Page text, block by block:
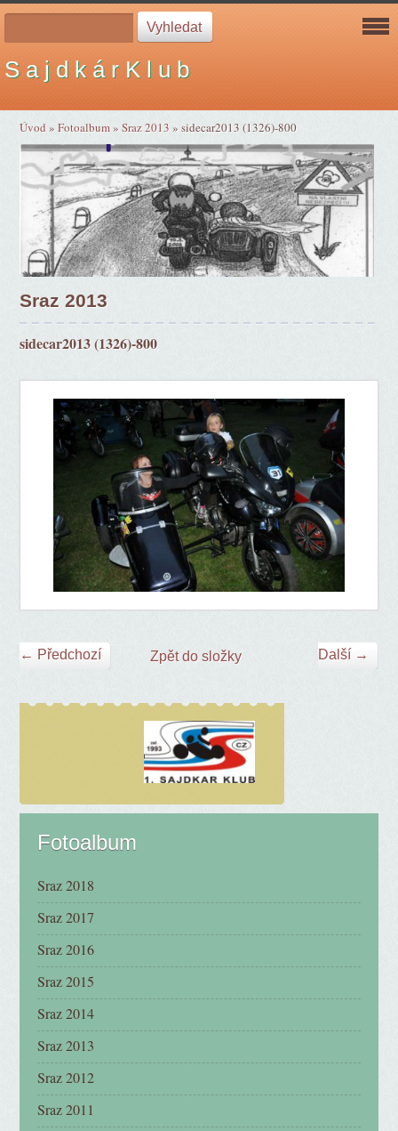
S a j d k á r K l u b
Úvod »Fotoalbum»Sraz 2013 »sidecar2013 (1326)-800
Sraz 2013
sidecar2013 (1326)-800
← Předchozí Další →
Zpět do složky
Fotoalbum
Sraz 2018
Sraz 2017
Sraz 2016
Sraz 2015
Sraz 2014
Sraz 2013
Sraz 2012
Sraz 2011